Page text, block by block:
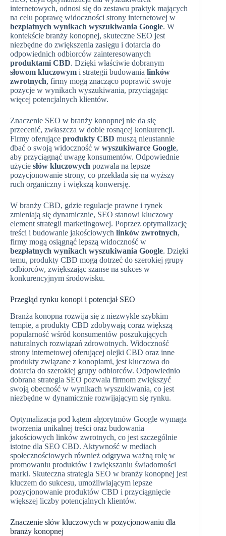
internetowych, odnosi się do zestawu praktyk mających
na celu poprawę widoczności strony internetowej w
bezpłatnych wynikach wyszukiwania Google. W
kontekście branży konopnej, skuteczne SEO jest
niezbędne do zwiększenia zasięgu i dotarcia do
odpowiednich odbiorców zainteresowanych
produktami CBD. Dzięki właściwie dobranym
słowom kluczowym i strategii budowania linków
zwrotnych, firmy mogą znacząco poprawić swoje
pozycje w wynikach wyszukiwania, przyciągając
więcej potencjalnych klientów.
Znaczenie SEO w branży konopnej nie da się
przecenić, zwłaszcza w dobie rosnącej konkurencji.
Firmy oferujące produkty CBD muszą nieustannie
dbać o swoją widoczność w wyszukiwarce Google,
aby przyciągnąć uwagę konsumentów. Odpowiednie
użycie słów kluczowych pozwala na lepsze
pozycjonowanie strony, co przekłada się na wyższy
ruch organiczny i większą konwersję.
W branży CBD, gdzie regulacje prawne i rynek
zmieniają się dynamicznie, SEO stanowi kluczowy
element strategii marketingowej. Poprzez optymalizację
treści i budowanie jakościowych linków zwrotnych,
firmy mogą osiągnąć lepszą widoczność w
bezpłatnych wynikach wyszukiwania Google. Dzięki
temu, produkty CBD mogą dotrzeć do szerokiej grupy
odbiorców, zwiększając szanse na sukces w
konkurencyjnym środowisku.
Przegląd rynku konopi i potencjał SEO
Branża konopna rozwija się z niezwykle szybkim
tempie, a produkty CBD zdobywają coraz większą
popularność wśród konsumentów poszukujących
naturalnych rozwiązań zdrowotnych. Widoczność
strony internetowej oferującej olejki CBD oraz inne
produkty związane z konopiami, jest kluczowa do
dotarcia do szerokiej grupy odbiorców. Odpowiednio
dobrana strategia SEO pozwala firmom zwiększyć
swoją obecność w wynikach wyszukiwania, co jest
niezbędne w dynamicznie rozwijającym się rynku.
Optymalizacja pod kątem algorytmów Google wymaga
tworzenia unikalnej treści oraz budowania
jakościowych linków zwrotnych, co jest szczególnie
istotne dla SEO CBD. Aktywność w mediach
społecznościowych również odgrywa ważną rolę w
promowaniu produktów i zwiększaniu świadomości
marki. Skuteczna strategia SEO w branży konopnej jest
kluczem do sukcesu, umożliwiającym lepsze
pozycjonowanie produktów CBD i przyciągnięcie
większej liczby potencjalnych klientów.
Znaczenie słów kluczowych w pozycjonowaniu dla
branży konopnej